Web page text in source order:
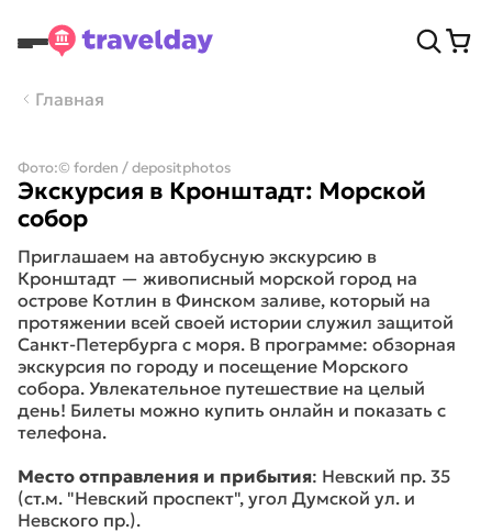
Главная
Фото:© forden / depositphotos
Экскурсия в Кронштадт: Морской
собор
Приглашаем на автобусную экскурсию в
Кронштадт — живописный морской город на
острове Котлин в Финском заливе, который на
протяжении всей своей истории служил защитой
Санкт-Петербурга с моря. В программе: обзорная
экскурсия по городу и посещение Морского
собора. Увлекательное путешествие на целый
день! Билеты можно купить онлайн и показать с
телефона.
Место отправления и прибытия: Невский пр. 35
(ст.м. "Невский проспект", угол Думской ул. и
Невского пр.).